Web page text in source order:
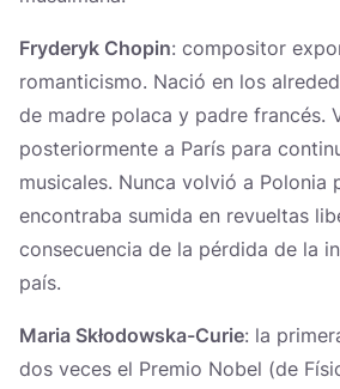
Fryderyk Chopin: compositor
romanticismo. Nació en los
de madre polaca y padre francés.
posteriormente a París para
musicales. Nunca volvió a Polonia
encontraba sumida en revueltas
consecuencia de la pérdida de la
país.
Maria Skłodowska-Curie: la
dos veces el Premio Nobel (de